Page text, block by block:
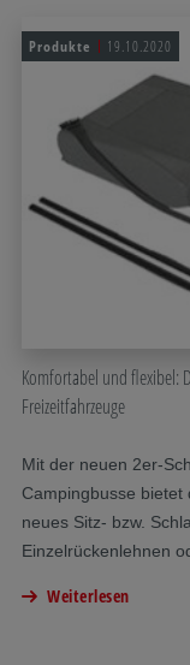
Produkte 19.10.2020
Komfortabel und flexibel:
Freizeitfahrzeuge
Mit der neuen 2er-
Campingbusse bietet
neues Sitz- bzw.
Einzelrückenlehnen
Weiterlesen